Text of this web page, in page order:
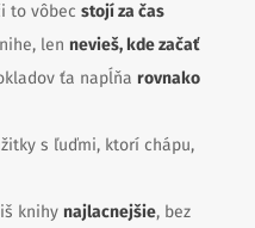
to vôbec stojí za čas
len nevieš, kde začať
ťa napĺňa rovnako
s ľuďmi, ktorí chápu,
knihy najlacnejšie, bez